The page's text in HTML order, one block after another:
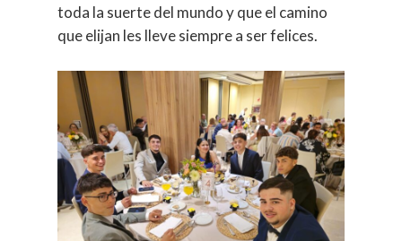
toda la suerte del mundo y que el camino
que elijan les lleve siempre a ser felices.